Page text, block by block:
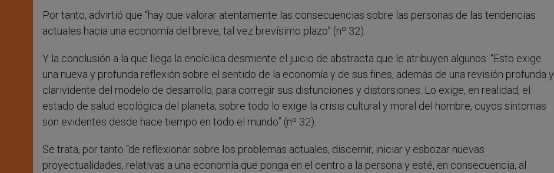
Por tanto, advirtió que “hay que valorar atentamente las consecuencias sobre las personas de las tendencias
actuales hacia una economía del breve, tal vez brevísimo plazo” (nº 32).
Y la conclusión a la que llega la encíclica desmiente el juicio de abstracta que le atribuyen algunos: “Esto exige
una nueva y profunda reflexión sobre el sentido de la economía y de sus fines, además de una revisión profunda y
clarividente del modelo de desarrollo, para corregir sus disfunciones y distorsiones. Lo exige, en realidad, el
estado de salud ecológica del planeta; sobre todo lo exige la crisis cultural y moral del hombre, cuyos síntomas
son evidentes desde hace tiempo en todo el mundo” (nº 32).
Se trata, por tanto “de reflexionar sobre los problemas actuales, discernir, iniciar y esbozar nuevas
proyectualidades, relativas a una economía que ponga en el centro a la persona y esté, en consecuencia, al